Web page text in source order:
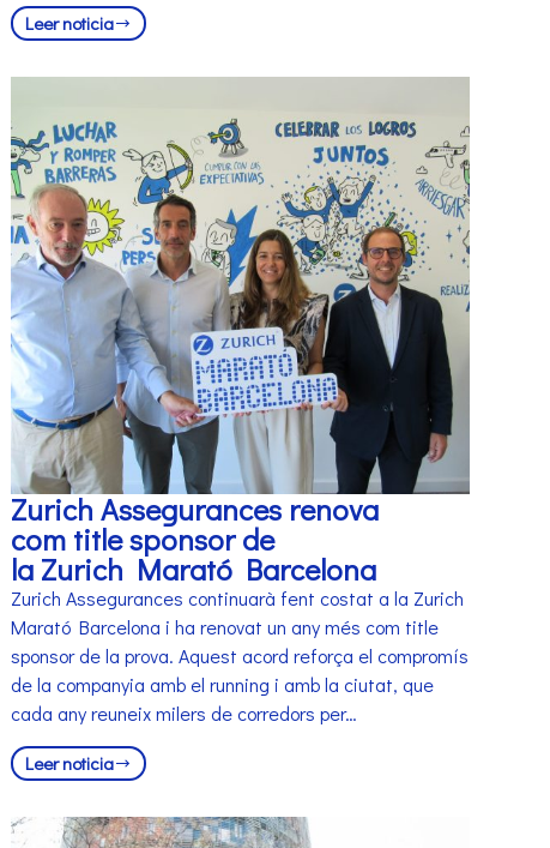
Leer noticia
Zurich Assegurances renova
com title sponsor de
la Zurich Marató Barcelona
Zurich Assegurances continuarà fent costat a la Zurich
Marató Barcelona i ha renovat un any més com title
sponsor de la prova. Aquest acord reforça el compromís
de la companyia amb el running i amb la ciutat, que
cada any reuneix milers de corredors per…
Leer noticia